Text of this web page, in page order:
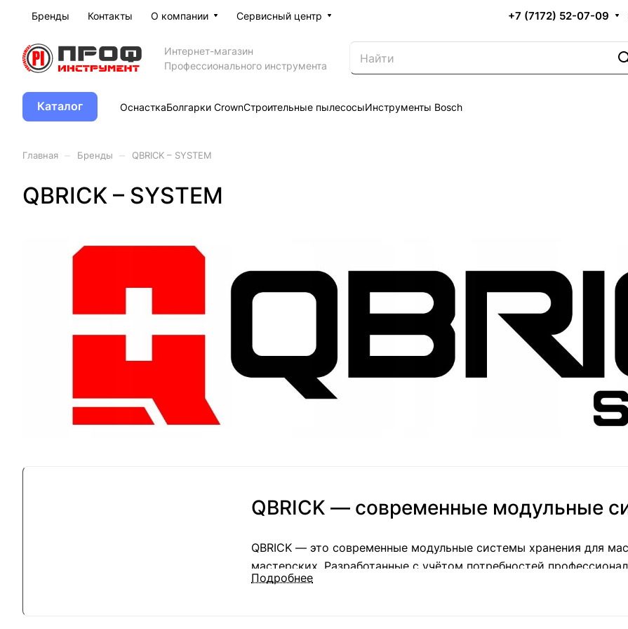
Бренды Контакты О компании Сервисный центр +7 (7172) 52-07-09
Интернет-магазин
Профессионального инструмента
Каталог ОснасткаБолгарки CrownСтроительные пылесосыИнструменты Bosch
Главная Бренды QBRICK – SYSTEM
QBRICK – SYSTEM
QBRICK — современные модульные
QBRICK — это современные модульные системы хранения для
мастерских. Разработанные с учётом потребностей
рабочее пространство, сэкономить время и повысить
Подробнее